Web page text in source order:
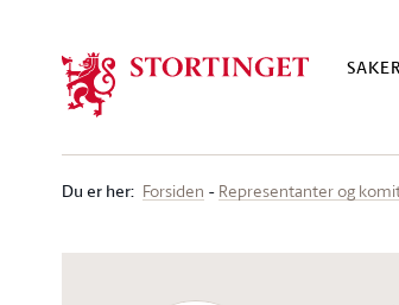
SAKER
Du er her: Forsiden Representanter og